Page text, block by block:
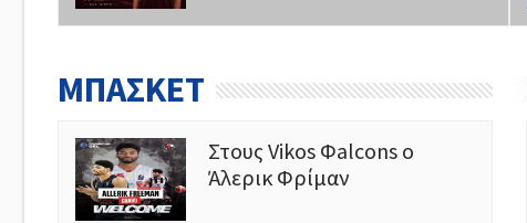
ΜΠΑΣΚΕΤ
Στους Vikos Φalcons ο
Άλερικ Φρίμαν